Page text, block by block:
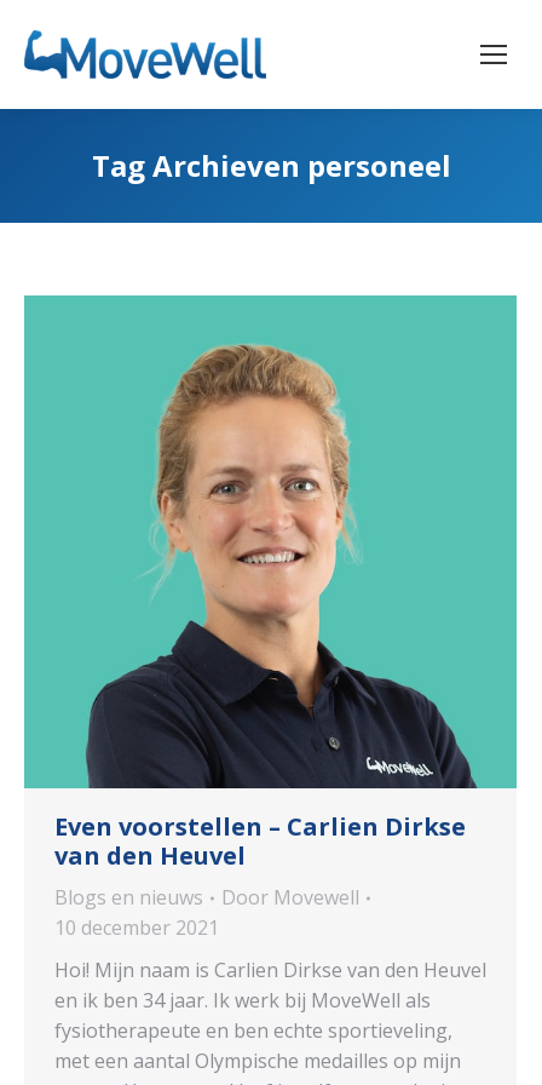
Tag Archieven personeel
Even voorstellen – Carlien Dirkse
van den Heuvel
Blogs en nieuws Door Movewell
10 december 2021
Hoi! Mijn naam is Carlien Dirkse van den Heuvel
en ik ben 34 jaar. Ik werk bij MoveWell als
fysiotherapeute en ben echte sportieveling,
met een aantal Olympische medailles op mijn